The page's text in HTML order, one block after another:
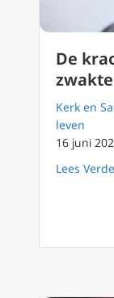
De
Kerk en
leven
16 juni
Lees